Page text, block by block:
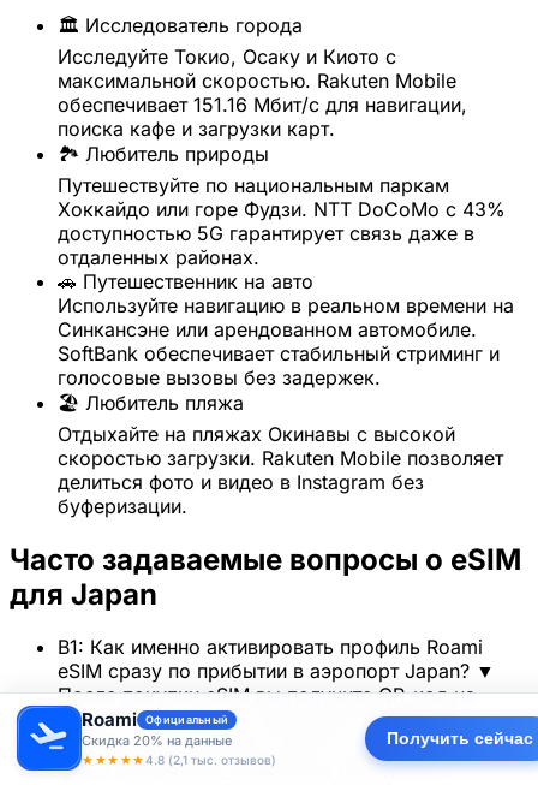
🏛️ Исследователь города
Исследуйте Токио, Осаку и Киото с
максимальной скоростью. Rakuten Mobile
обеспечивает 151.16 Мбит/с для навигации,
поиска кафе и загрузки карт.
🏞️ Любитель природы
Путешествуйте по национальным паркам
Хоккайдо или горе Фудзи. NTT DoCoMo с 43%
доступностью 5G гарантирует связь даже в
отдаленных районах.
🚗 Путешественник на авто
Используйте навигацию в реальном времени на
Синкансэне или арендованном автомобиле.
SoftBank обеспечивает стабильный стриминг и
голосовые вызовы без задержек.
🏖️ Любитель пляжа
Отдыхайте на пляжах Окинавы с высокой
скоростью загрузки. Rakuten Mobile позволяет
делиться фото и видео в Instagram без
буферизации.
Часто задаваемые вопросы о eSIM
для Japan
В1: Как именно активировать профиль Roami
eSIM сразу по прибытии в аэропорт Japan? ▼
После покупки eSIM вы получите QR-код на
email. По прибытии в аэропорт Нарита или
Кансай подключитесь к Wi-Fi, отсканируйте QR-
код в настройках смартфона (Настройки >
Roami Официальный
Скидка 20% на данные
★★★★★4.8 (2,1 тыс. отзывов)
Получить сейчас